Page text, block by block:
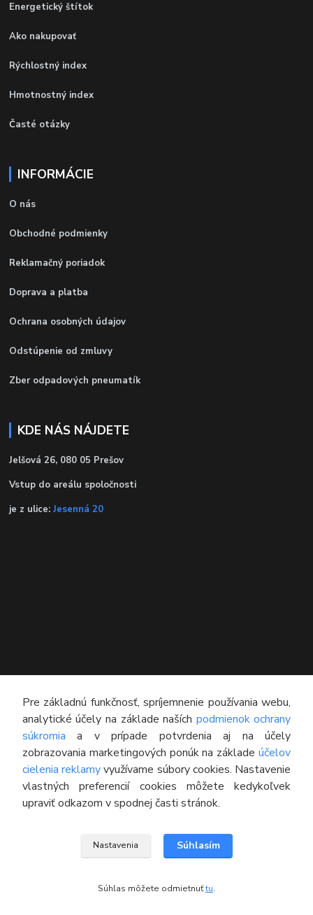
Energetický štítok
Ako nakupovať
Rýchlostný index
Hmotnostný index
Časté otázky
INFORMÁCIE
O nás
Obchodné podmienky
Reklamačný poriadok
Doprava a platba
Ochrana osobných údajov
Odstúpenie od zmluvy
Zber odpadových pneumatík
KDE NÁS NÁJDETE
Jelšová 26, 080 05 Prešov
Vstup do areálu spoločnosti
je z ulice: Jesenná 20
KONTAKT
Technický poradca
0948 609 608
(Po-Pia, 8:00-16:30)
info@pneumatikyaprotektory.sk
© 2016 M-PROTEKTOR s.r.o.
Pre základnú funkčnosť, spríjemnenie používania webu,
analytické účely na základe naších podmienok ochrany
súkromia a v prípade potvrdenia aj na účely
zobrazovania marketingových ponúk na základeúčelov
cielenia reklamyvyužívame súbory cookies. Nastavenie
vlastných preferencií cookies môžete kedykoľvek
upraviť odkazom v spodnej časti stránok.
Nastavenia Súhlasím
Súhlas môžete odmietnuťtu.